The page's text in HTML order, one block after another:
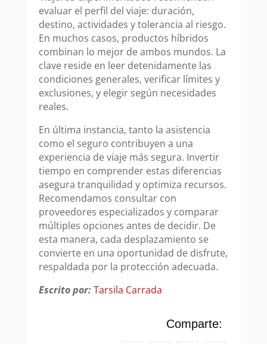
evaluar el perfil del viaje: duración,
destino, actividades y tolerancia al riesgo.
En muchos casos, productos híbridos
combinan lo mejor de ambos mundos. La
clave reside en leer detenidamente las
condiciones generales, verificar límites y
exclusiones, y elegir según necesidades
reales.
En última instancia, tanto la asistencia
como el seguro contribuyen a una
experiencia de viaje más segura. Invertir
tiempo en comprender estas diferencias
asegura tranquilidad y optimiza recursos.
Recomendamos consultar con
proveedores especializados y comparar
múltiples opciones antes de decidir. De
esta manera, cada desplazamiento se
convierte en una oportunidad de disfrute,
respaldada por la protección adecuada.
Escrito por:Tarsila Carrada
Comparte: